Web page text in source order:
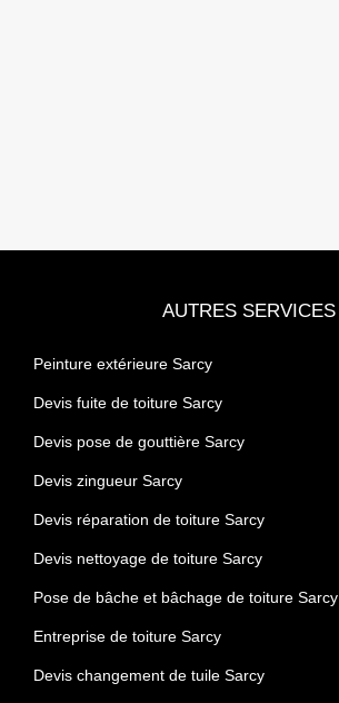
AUTRES SERVICES
Peinture extérieure Sarcy
Devis fuite de toiture Sarcy
Devis pose de gouttière Sarcy
Devis zingueur Sarcy
Devis réparation de toiture Sarcy
Devis nettoyage de toiture Sarcy
Pose de bâche et bâchage de toiture Sarcy
Entreprise de toiture Sarcy
Devis changement de tuile Sarcy